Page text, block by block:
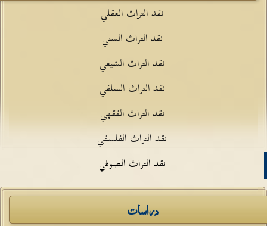
نقد التراث العقلي
نقد التراث السني
نقد التراث الشيعي
نقد التراث السلفي
نقد التراث الفقهي
نقد التراث الفلسفي
نقد التراث الصوفي
دراسات